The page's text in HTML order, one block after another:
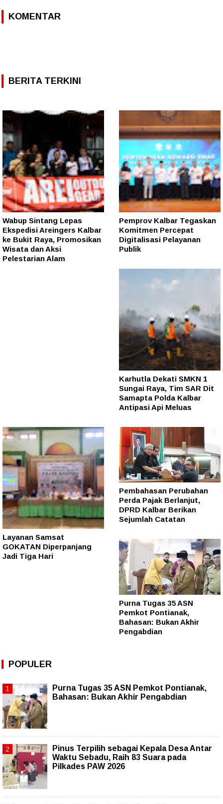
KOMENTAR
BERITA TERKINI
Wabup Sintang Lepas
Ekspedisi Areingers Kalbar
ke Bukit Raya, Promosikan
Wisata dan Aksi
Pelestarian Alam
Pemprov Kalbar Tegaskan
Komitmen Percepat
Digitalisasi Pelayanan
Publik
Karhutla Dekati SMKN 1
Sungai Raya, Tim SAR Dit
Samapta Polda Kalbar
Antipasi Api Meluas
Layanan Samsat
GOKATAN Diperpanjang
Jadi Tiga Hari
Pembahasan Perubahan
Perda Pajak Berlanjut,
DPRD Kalbar Berikan
Sejumlah Catatan
Purna Tugas 35 ASN
Pemkot Pontianak,
Bahasan: Bukan Akhir
Pengabdian
POPULER
Purna Tugas 35 ASN Pemkot Pontianak,
Bahasan: Bukan Akhir Pengabdian
Pinus Terpilih sebagai Kepala Desa Antar
Waktu Sebadu, Raih 83 Suara pada
Pilkades PAW 2026